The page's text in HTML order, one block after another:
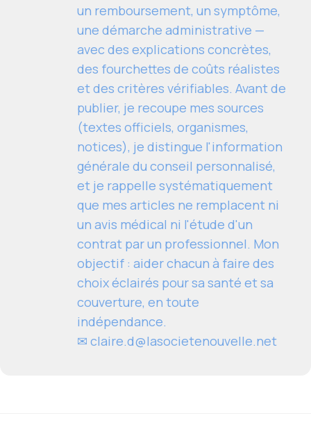
un remboursement, un symptôme,
une démarche administrative —
avec des explications concrètes,
des fourchettes de coûts réalistes
et des critères vérifiables. Avant de
publier, je recoupe mes sources
(textes officiels, organismes,
notices), je distingue l'information
générale du conseil personnalisé,
et je rappelle systématiquement
que mes articles ne remplacent ni
un avis médical ni l'étude d'un
contrat par un professionnel. Mon
objectif : aider chacun à faire des
choix éclairés pour sa santé et sa
couverture, en toute
indépendance.
✉ claire.d@lasocietenouvelle.net